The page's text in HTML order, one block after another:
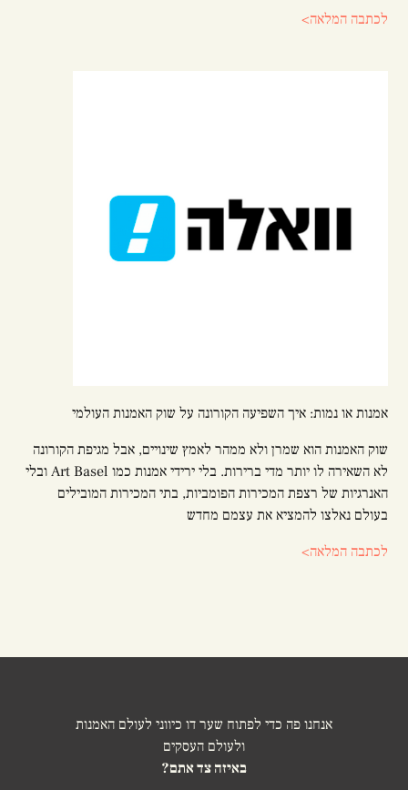
לכתבה המלאה>
אמנות או נמות: איך השפיעה הקורונה על שוק האמנות העולמי
שוק האמנות הוא שמרן ולא ממהר לאמץ שינויים, אבל מגיפת הקורונה
לא השאירה לו יותר מדי ברירות. בלי ירידי אמנות כמו Art Basel ובלי
האנרגיות של רצפת המכירות הפומביות, בתי המכירות המובילים
בעולם נאלצו להמציא את עצמם מחדש
לכתבה המלאה>
אנחנו פה כדי לפתוח שער דו כיווני לעולם האמנות
ולעולם העסקים
באיזה צד אתם?